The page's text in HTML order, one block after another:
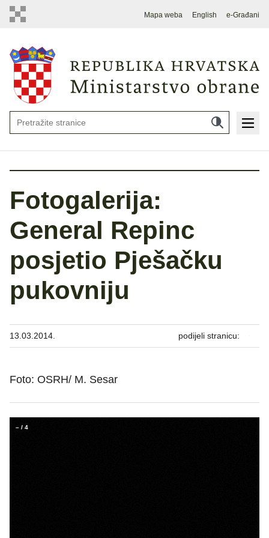
Mapa weba English e-Građani
Fotogalerija:
General Repinc
posjetio Pješačku
pukovniju
13.03.2014. podijeli stranicu:
Foto: OSRH/ M. Sesar
– / 4